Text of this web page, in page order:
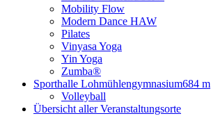
Mobility Flow
Modern Dance HAW
Pilates
Vinyasa Yoga
Yin Yoga
Zumba®
Sporthalle Lohmühlengymnasium684 m
Volleyball
Übersicht aller Veranstaltungsorte